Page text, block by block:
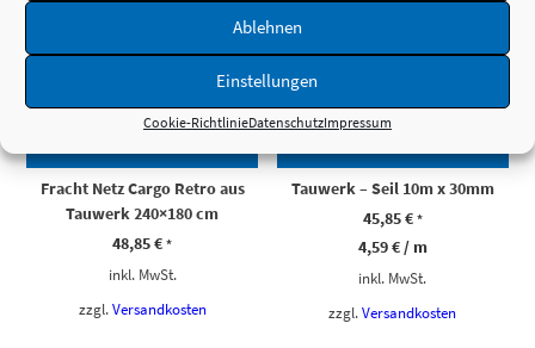
Ablehnen
Einstellungen
Cookie-RichtlinieDatenschutzImpressum
Fracht Netz Cargo Retro aus
Tauwerk 240×180 cm
48,85€ *
inkl. MwSt.
zzgl. Versandkosten
Tauwerk – Seil 10m x 30mm
45,85€ *
4,59€/ m
inkl. MwSt.
zzgl.Versandkosten